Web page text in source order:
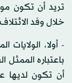
تريد أن تكون
خلال وفد
باعتباره
أن تكون لديها